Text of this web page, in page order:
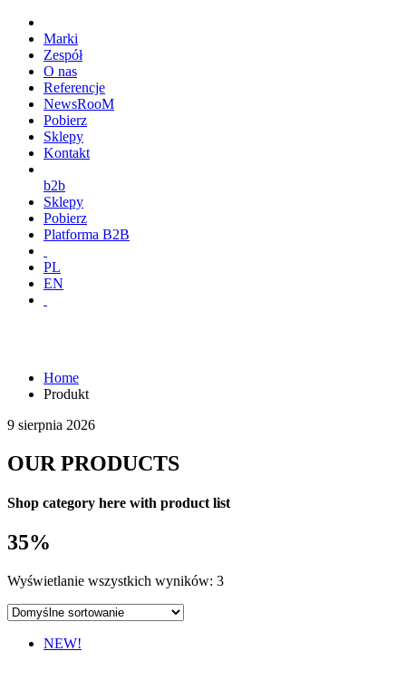
Marki
Zespół
O nas
Referencje
NewsRooM
Pobierz
Sklepy
Kontakt
b2b
Sklepy
Pobierz
Platforma B2B
PL
EN
Home
Produkt
9 sierpnia 2026
OUR PRODUCTS
Shop category here with product list
35%
Wyświetlanie wszystkich wyników: 3
NEW!